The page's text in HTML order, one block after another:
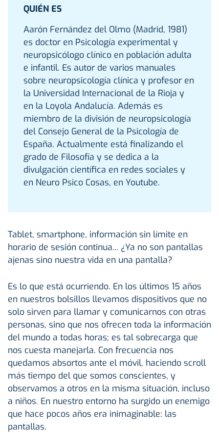
QUIÉN ES
Aarón Fernández del Olmo (Madrid, 1981)
es doctor en Psicología experimental y
neuropsicólogo clínico en población adulta
e infantil. Es autor de varios manuales
sobre neuropsicología clínica y profesor en
la Universidad Internacional de la Rioja y
en la Loyola Andalucía. Además es
miembro de la división de neuropsicología
del Consejo General de la Psicología de
España. Actualmente está finalizando el
grado de Filosofía y se dedica a la
divulgación científica en redes sociales y
en Neuro Psico Cosas, en Youtube.
Tablet, smartphone, información sin límite en
horario de sesión continua... ¿Ya no son pantallas
ajenas sino nuestra vida en una pantalla?
Es lo que está ocurriendo. En los últimos 15 años
en nuestros bolsillos llevamos dispositivos que no
solo sirven para llamar y comunicarnos con otras
personas, sino que nos ofrecen toda la información
del mundo a todas horas; es tal sobrecarga que
nos cuesta manejarla. Con frecuencia nos
quedamos absortos ante el móvil, haciendo scroll
más tiempo del que somos conscientes, y
observamos a otros en la misma situación, incluso
a niños. En nuestro entorno ha surgido un enemigo
que hace pocos años era inimaginable: las
pantallas.